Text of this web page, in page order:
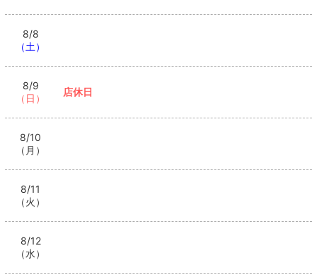
8/8
（土）
8/9
（日）
店休日
8/10
（月）
8/11
（火）
8/12
（水）